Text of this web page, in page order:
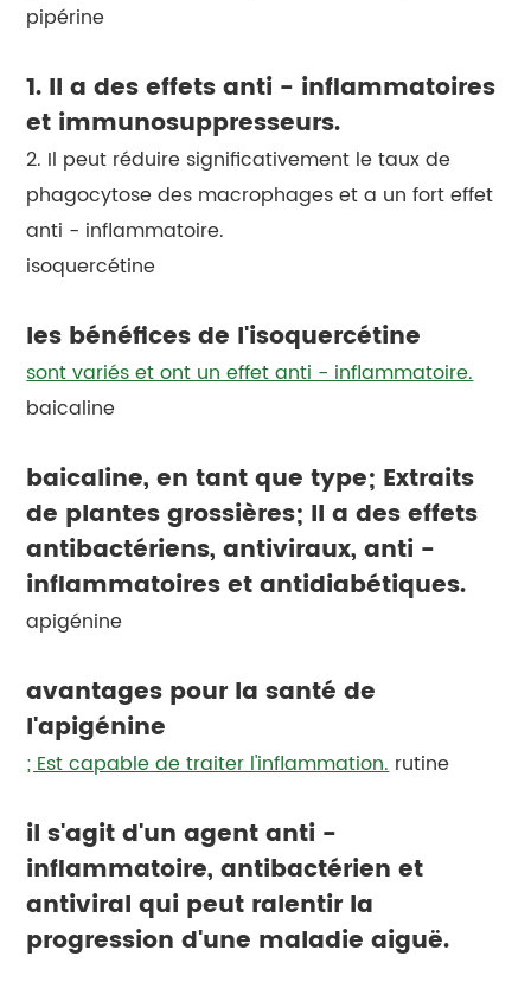
pipérine
1. Il a des effets anti - inflammatoires
et immunosuppresseurs.
2. Il peut réduire significativement le taux de
phagocytose des macrophages et a un fort effet
anti - inflammatoire.
isoquercétine
les bénéfices de l'isoquercétine
sont variés et ont un effet anti - inflammatoire.
baicaline
baicaline, en tant que type; Extraits
de plantes grossières; Il a des effets
antibactériens, antiviraux, anti -
inflammatoires et antidiabétiques.
apigénine
avantages pour la santé de
l'apigénine
; Est capable de traiter l'inflammation.rutine
il s'agit d'un agent anti -
inflammatoire, antibactérien et
antiviral qui peut ralentir la
progression d'une maladie aiguë.